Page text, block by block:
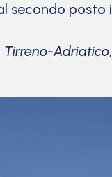
secondo
Tirreno-Adriatico